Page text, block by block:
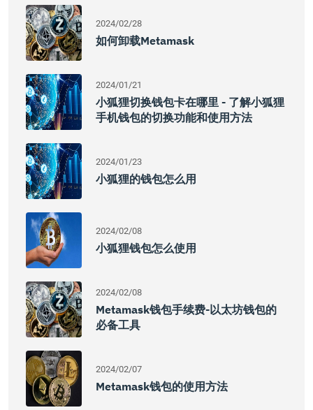
2024/02/28
如何卸载metamask
2024/01/21
小狐狸切换钱包卡在哪里 - 了解小狐狸
手机钱包的切换功能和使用方法
2024/01/23
小狐狸的钱包怎么用
2024/02/08
小狐狸钱包怎么使用
2024/02/08
Metamask钱包手续费-以太坊钱包的
必备工具
2024/02/07
Metamask钱包的使用方法